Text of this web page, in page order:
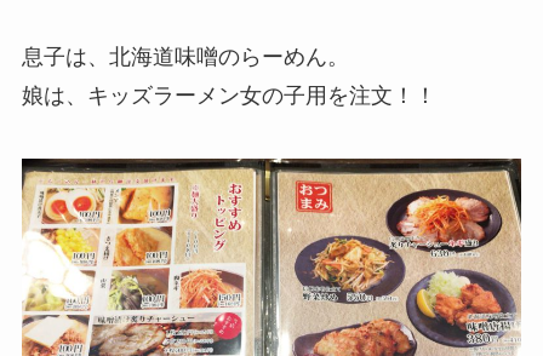
息子は、北海道味噌のらーめん。
娘は、キッズラーメン女の子用を注文！！